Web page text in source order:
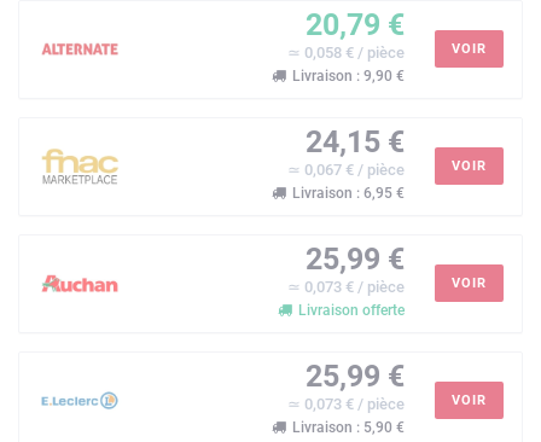
20,79 €
≃ 0,058 € / pièce
Livraison : 9,90 €
VOIR
24,15 €
≃ 0,067 € / pièce
Livraison : 6,95 €
VOIR
25,99 €
≃ 0,073 € / pièce
Livraison offerte
VOIR
25,99 €
≃ 0,073 € / pièce
Livraison : 5,90 €
VOIR